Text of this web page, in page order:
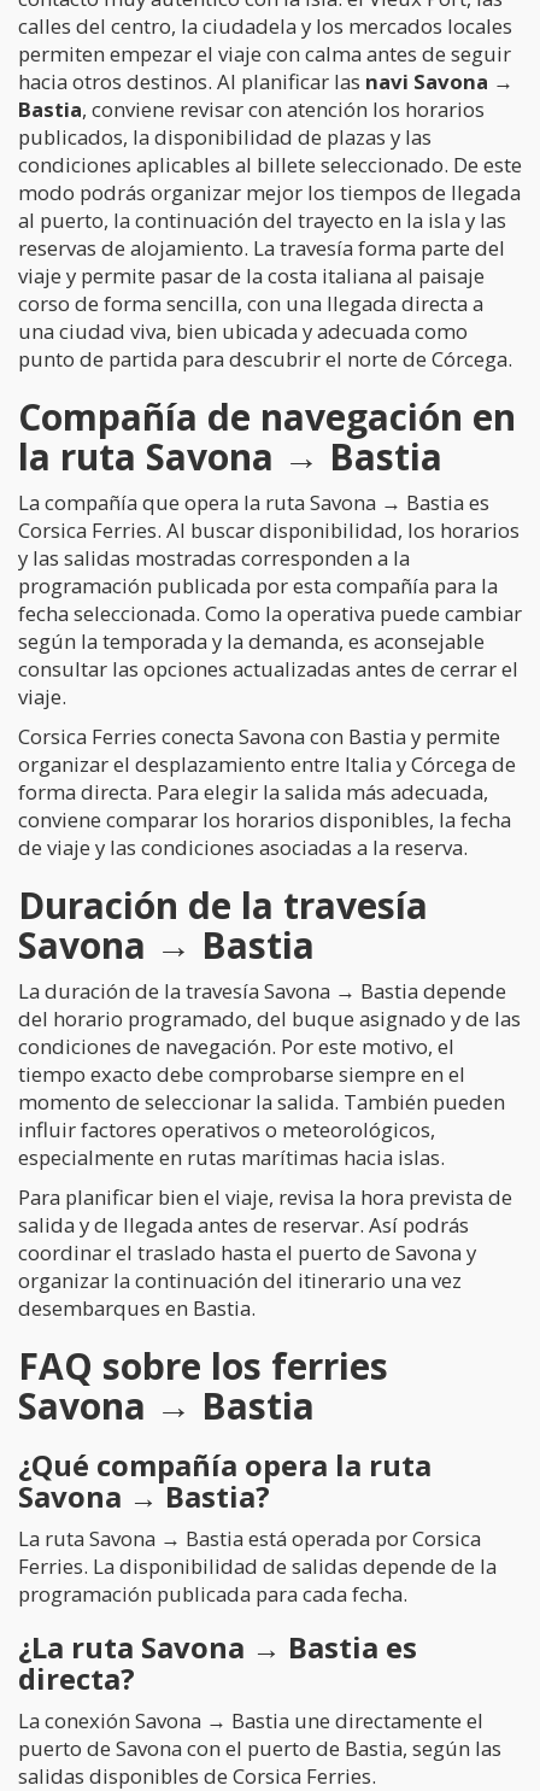
calles del centro, la ciudadela y los mercados locales
permiten empezar el viaje con calma antes de seguir
hacia otros destinos. Al planificar las navi Savona →
Bastia, conviene revisar con atención los horarios
publicados, la disponibilidad de plazas y las
condiciones aplicables al billete seleccionado. De este
modo podrás organizar mejor los tiempos de llegada
al puerto, la continuación del trayecto en la isla y las
reservas de alojamiento. La travesía forma parte del
viaje y permite pasar de la costa italiana al paisaje
corso de forma sencilla, con una llegada directa a
una ciudad viva, bien ubicada y adecuada como
punto de partida para descubrir el norte de Córcega.
Compañía de navegación en
la ruta Savona → Bastia
La compañía que opera la ruta Savona → Bastia es
Corsica Ferries. Al buscar disponibilidad, los horarios
y las salidas mostradas corresponden a la
programación publicada por esta compañía para la
fecha seleccionada. Como la operativa puede cambiar
según la temporada y la demanda, es aconsejable
consultar las opciones actualizadas antes de cerrar el
viaje.
Corsica Ferries conecta Savona con Bastia y permite
organizar el desplazamiento entre Italia y Córcega de
forma directa. Para elegir la salida más adecuada,
conviene comparar los horarios disponibles, la fecha
de viaje y las condiciones asociadas a la reserva.
Duración de la travesía
Savona → Bastia
La duración de la travesía Savona → Bastia depende
del horario programado, del buque asignado y de las
condiciones de navegación. Por este motivo, el
tiempo exacto debe comprobarse siempre en el
momento de seleccionar la salida. También pueden
influir factores operativos o meteorológicos,
especialmente en rutas marítimas hacia islas.
Para planificar bien el viaje, revisa la hora prevista de
salida y de llegada antes de reservar. Así podrás
coordinar el traslado hasta el puerto de Savona y
organizar la continuación del itinerario una vez
desembarques en Bastia.
FAQ sobre los ferries
Savona → Bastia
¿Qué compañía opera la ruta
Savona → Bastia?
La ruta Savona → Bastia está operada por Corsica
Ferries. La disponibilidad de salidas depende de la
programación publicada para cada fecha.
¿La ruta Savona → Bastia es
directa?
La conexión Savona → Bastia une directamente el
puerto de Savona con el puerto de Bastia, según las
salidas disponibles de Corsica Ferries.